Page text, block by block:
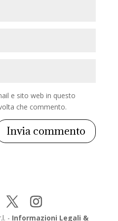
e sito web in questo
che commento.
- Informazioni Legali &